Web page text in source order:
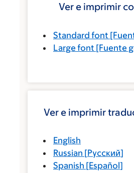
Ver e imprimir
Standard font
Large font [Fuente
Ver e imprimir
English
Russian [Русский]
Spanish [Español]